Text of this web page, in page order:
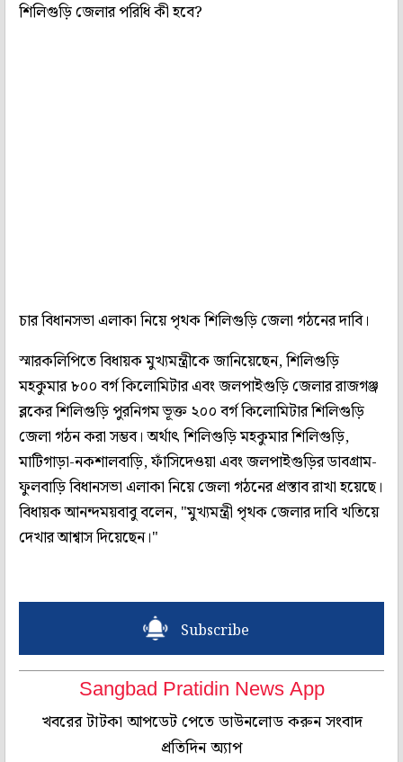
শিলিগুড়ি জেলার পরিধি কী হবে?
চার বিধানসভা এলাকা নিয়ে পৃথক শিলিগুড়ি জেলা গঠনের দাবি।
স্মারকলিপিতে বিধায়ক মুখ্যমন্ত্রীকে জানিয়েছেন, শিলিগুড়ি
মহকুমার ৮০০ বর্গ কিলোমিটার এবং জলপাইগুড়ি জেলার রাজগঞ্জ
ব্লকের শিলিগুড়ি পুরনিগম ভূক্ত ২০০ বর্গ কিলোমিটার শিলিগুড়ি
জেলা গঠন করা সম্ভব। অর্থাৎ শিলিগুড়ি মহকুমার শিলিগুড়ি,
মাটিগাড়া-নকশালবাড়ি, ফাঁসিদেওয়া এবং জলপাইগুড়ির ডাবগ্রাম-
ফুলবাড়ি বিধানসভা এলাকা নিয়ে জেলা গঠনের প্রস্তাব রাখা হয়েছে।
বিধায়ক আনন্দময়বাবু বলেন, "মুখ্যমন্ত্রী পৃথক জেলার দাবি খতিয়ে
দেখার আশ্বাস দিয়েছেন।"
Subscribe
Sangbad Pratidin News App
খবরের টাটকা আপডেট পেতে ডাউনলোড করুন সংবাদ
প্রতিদিন অ্যাপ